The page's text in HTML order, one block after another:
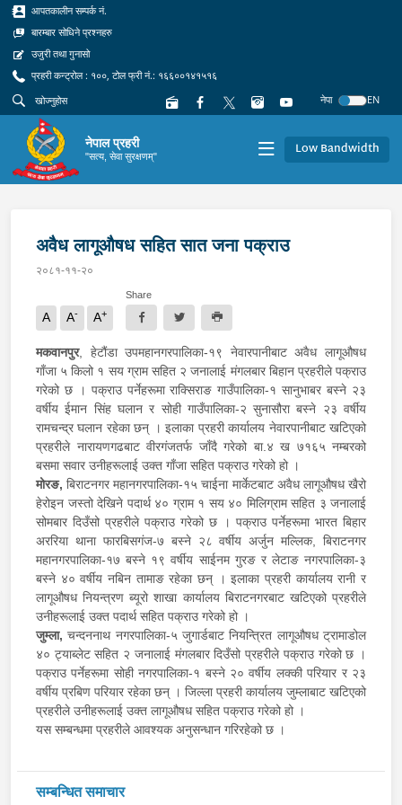
आपतकालीन सम्पर्क नं.
बारम्बार सोधिने प्रश्नहरु
उजुरी तथा गुनासो
प्रहरी कन्ट्रोल : १००, टोल फ्री नं.: १६६००१४१५१६
नेपा
EN
नेपाल प्रहरी
"सत्य, सेवा सुरक्षणम्" Low Bandwidth
अवैध लागूऔषध सहित सात जना पक्राउ
२०८१-११-२०
A A- A+
Share
मकवानपुर, हेटौंडा उपमहानगरपालिका-१९ नेवारपानीबाट अवैध लागूऔषध
गाँजा ५ किलो १ सय ग्राम सहित २ जनालाई मंगलबार बिहान प्रहरीले पक्राउ
गरेको छ । पक्राउ पर्नेहरूमा राक्सिराङ गाउँपालिका-१ सानुभाबर बस्ने २३
वर्षीय ईमान सिंह घलान र सोही गाउँपालिका-२ सुनासौरा बस्ने २३ वर्षीय
रामचन्द्र घलान रहेका छन् । इलाका प्रहरी कार्यालय नेवारपानीबाट खटिएको
प्रहरीले नारायणगढबाट वीरगंजतर्फ जाँदै गरेको बा.४ ख ७१६५ नम्बरको
बसमा सवार उनीहरूलाई उक्त गाँजा सहित पक्राउ गरेको हो ।
मोरङ, बिराटनगर महानगरपालिका-१५ चाईना मार्केटबाट अवैध लागूऔषध खैरो
हेरोइन जस्तो देखिने पदार्थ ४० ग्राम १ सय ४० मिलिग्राम सहित ३ जनालाई
सोमबार दिउँसो प्रहरीले पक्राउ गरेको छ । पक्राउ पर्नेहरूमा भारत बिहार
अररिया थाना फारबिसगंज-७ बस्ने २८ वर्षीय अर्जुन मल्लिक, बिराटनगर
महानगरपालिका-१७ बस्ने १९ वर्षीय साईनम गुरङ र लेटाङ नगरपालिका-३
बस्ने ४० वर्षीय नबिन तामाङ रहेका छन् । इलाका प्रहरी कार्यालय रानी र
लागूऔषध नियन्त्रण ब्यूरो शाखा कार्यालय बिराटनगरबाट खटिएको प्रहरीले
उनीहरूलाई उक्त पदार्थ सहित पक्राउ गरेको हो ।
जुम्ला, चन्दननाथ नगरपालिका-५ जुगार्डबाट नियन्त्रित लागूऔषध ट्रामाडोल
४० ट्याब्लेट सहित २ जनालाई मंगलबार दिउँसो प्रहरीले पक्राउ गरेको छ ।
पक्राउ पर्नेहरूमा सोही नगरपालिका-१ बस्ने २० वर्षीय लक्की परियार र २३
वर्षीय प्रबिण परियार रहेका छन् । जिल्ला प्रहरी कार्यालय जुम्लाबाट खटिएको
प्रहरीले उनीहरूलाई उक्त लागूऔषध सहित पक्राउ गरेको हो ।
यस सम्बन्धमा प्रहरीले आवश्यक अनुसन्धान गरिरहेको छ ।
सम्बन्धित समाचार